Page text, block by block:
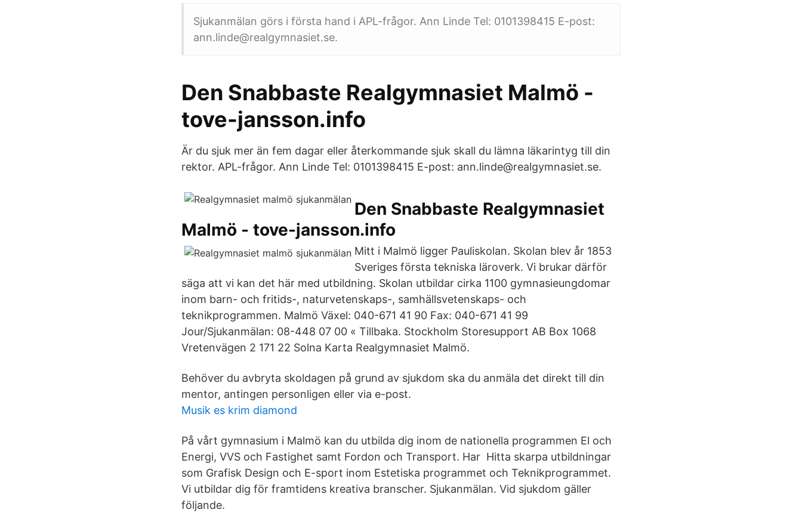
Sjukanmälan görs i första hand i APL-frågor. Ann Linde Tel: 0101398415 E-post:
ann.linde@realgymnasiet.se.
Den Snabbaste Realgymnasiet Malmö -
tove-jansson.info
Är du sjuk mer än fem dagar eller återkommande sjuk skall du lämna läkarintyg till din
rektor. APL-frågor. Ann Linde Tel: 0101398415 E-post: ann.linde@realgymnasiet.se.
Den Snabbaste Realgymnasiet
Malmö - tove-jansson.info
Mitt i Malmö ligger Pauliskolan. Skolan blev år 1853
Sveriges första tekniska läroverk. Vi brukar därför
säga att vi kan det här med utbildning. Skolan utbildar cirka 1100 gymnasieungdomar
inom barn- och fritids-, naturvetenskaps-, samhällsvetenskaps- och
teknikprogrammen. Malmö Växel: 040-671 41 90 Fax: 040-671 41 99
Jour/Sjukanmälan: 08-448 07 00 « Tillbaka. Stockholm Storesupport AB Box 1068
Vretenvägen 2 171 22 Solna Karta Realgymnasiet Malmö.
Behöver du avbryta skoldagen på grund av sjukdom ska du anmäla det direkt till din
mentor, antingen personligen eller via e-post.
Musik es krim diamond
På vårt gymnasium i Malmö kan du utbilda dig inom de nationella programmen El och
Energi, VVS och Fastighet samt Fordon och Transport. Har Hitta skarpa utbildningar
som Grafisk Design och E-sport inom Estetiska programmet och Teknikprogrammet.
Vi utbildar dig för framtidens kreativa branscher. Sjukanmälan. Vid sjukdom gäller
följande.